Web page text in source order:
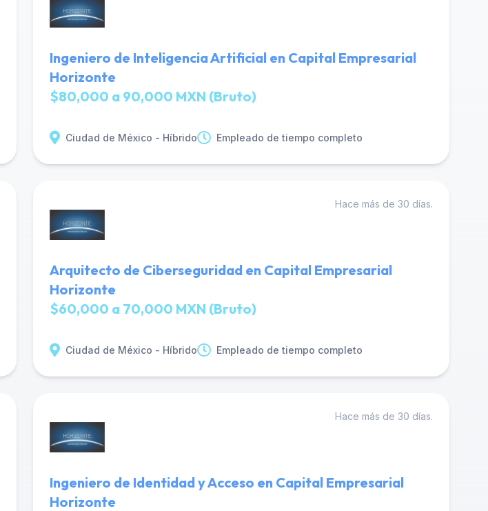
Ingeniero de Inteligencia Artificial en Capital Empresarial
Horizonte
$80,000 a 90,000 MXN (Bruto)
Ciudad de México - Híbrido Empleado de tiempo completo
Hace más de 30 días.
Arquitecto de Ciberseguridad en Capital Empresarial
Horizonte
$60,000 a 70,000 MXN (Bruto)
Ciudad de México - Híbrido Empleado de tiempo completo
Hace más de 30 días.
Ingeniero de Identidad y Acceso en Capital Empresarial
Horizonte